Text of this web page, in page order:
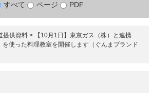
検
象
すべて ページ PDF
提供資料 >
【10月1日】東京ガス（株）と連携
を使った料理教室を開催します（ぐんまブランド